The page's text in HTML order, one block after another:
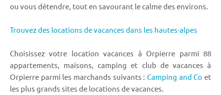
ou vous détendre, tout en savourant le calme des environs.
Trouvez des locations de vacances dans les hautes-alpes
Choisissez votre location vacances à Orpierre parmi 88
appartements, maisons, camping et club de vacances à
Orpierre parmi les marchands suivants : Camping and Co et
les plus grands sites de locations de vacances.